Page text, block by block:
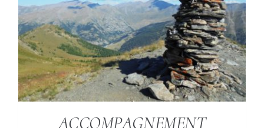
ACCOMPAGNEMENT